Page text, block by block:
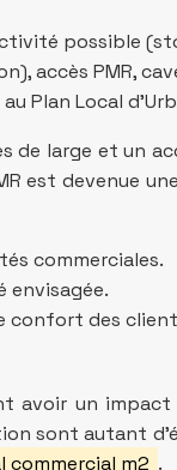
possible
accès PMR,
Local
de large et un
est devenue
commerciales.
envisagée.
confort des
avoir un impact
sont autant
commercial m2 .